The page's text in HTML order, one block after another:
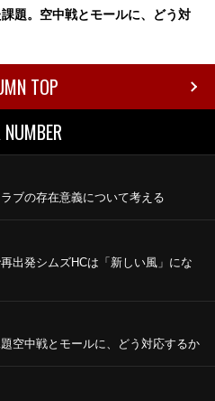
題。空中戦とモールに、どう対
TOP
ブの存在意義について考える
出発シムズHCは「新しい風」にな
空中戦とモールに、どう対応するか